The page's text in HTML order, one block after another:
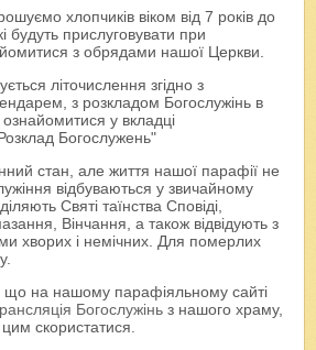
хлопчиків віком від 7 років до
будуть прислуговувати при
з обрядами нашої Церкви.
літочислення згідно з
з розкладом Богослужінь в
у вкладці
Богослужень"
стан, але життя нашої парафії не
відбуваються у звичайному
Святі таїнства Сповіді,
Вінчання, а також відвідують з
хворих і немічних. Для померлих
що на нашому парафіяльному сайті
Богослужінь з нашого храму,
скористатися.